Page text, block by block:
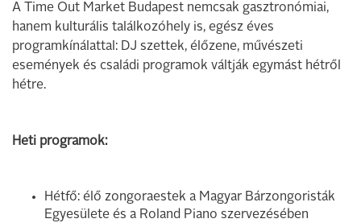
A Time Out Market Budapest nemcsak gasztronómiai,
hanem kulturális találkozóhely is, egész éves
programkínálattal: DJ szettek, élőzene, művészeti
események és családi programok váltják egymást hétről
hétre.
Heti programok:
Hétfő: élő zongoraestek a Magyar Bárzongoristák
Egyesülete és a Roland Piano szervezésében